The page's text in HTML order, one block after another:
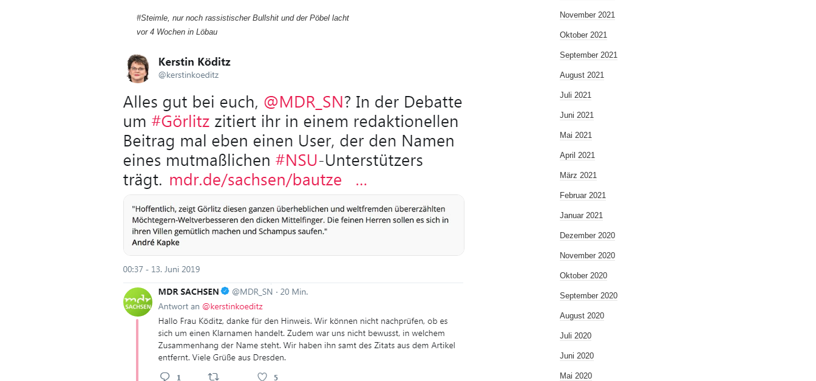
#Steimle, nur noch rassistischer Bullshit und der Pöbel lacht
vor 4 Wochen in Löbau
November 2021
Oktober 2021
September 2021
August 2021
Juli 2021
Juni 2021
Mai 2021
April 2021
März 2021
Februar 2021
Januar 2021
Dezember 2020
November 2020
Oktober 2020
September 2020
August 2020
Juli 2020
Juni 2020
Mai 2020